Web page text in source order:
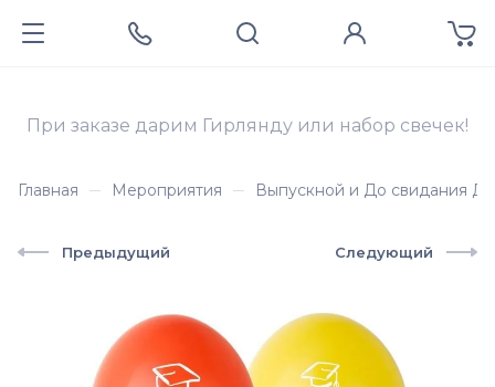
При заказе дарим Гирлянду или набор свечек!
Главная Мероприятия Выпускной и До свидания
Предыдущий Следующий